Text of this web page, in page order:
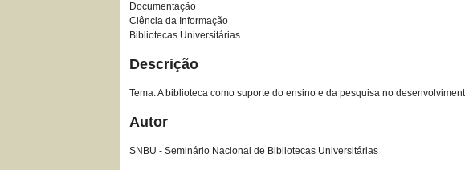
Documentação
Ciência da Informação
Bibliotecas Universitárias
Descrição
Tema: A biblioteca como suporte do ensino e da pesquisa no
Autor
SNBU - Seminário Nacional de Bibliotecas Universitárias